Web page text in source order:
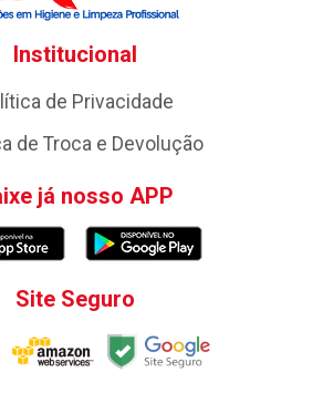
Institucional
de Privacidade
de Troca e Devolução
já nosso APP
Site Seguro